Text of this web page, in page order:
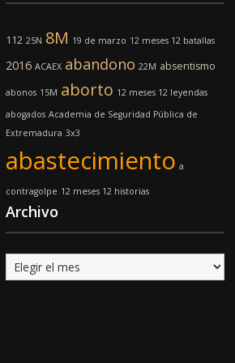
112 25N 8M 19 de marzo 12 meses 12 batallas
2016 ACAEX abandono 22M absentismo
abonos 15M aborto 12 meses 12 leyendas
abogados Academia de Seguridad Pública de
Extremadura 3x3
abastecimiento a
contragolpe 12 meses 12 historias
Archivo
Archivo